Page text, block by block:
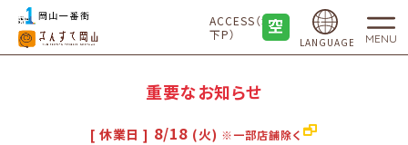
ACCESS（地
下P）
LANGUAGE MENU
重要なお知らせ
[ 休業日 ] 8/18 (火) ※一部店舗除く